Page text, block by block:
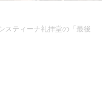
スティーナ礼拝堂の「最後